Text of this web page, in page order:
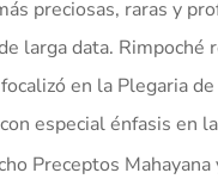
preciosas, raras y
larga data.
en la Plegaria
especial énfasis en
Preceptos Mahayana